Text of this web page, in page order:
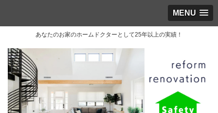
MENU
あなたのお家のホームドクターとして25年以上の実績！